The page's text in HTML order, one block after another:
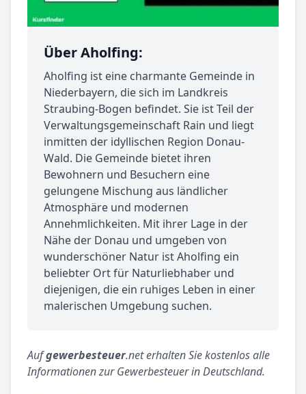
Über Aholfing:
Aholfing ist eine charmante Gemeinde in
Niederbayern, die sich im Landkreis
Straubing-Bogen befindet. Sie ist Teil der
Verwaltungsgemeinschaft Rain und liegt
inmitten der idyllischen Region Donau-
Wald. Die Gemeinde bietet ihren
Bewohnern und Besuchern eine
gelungene Mischung aus ländlicher
Atmosphäre und modernen
Annehmlichkeiten. Mit ihrer Lage in der
Nähe der Donau und umgeben von
wunderschöner Natur ist Aholfing ein
beliebter Ort für Naturliebhaber und
diejenigen, die ein ruhiges Leben in einer
malerischen Umgebung suchen.
Aufgewerbesteuer.net erhalten Sie kostenlos alle
Informationen zur Gewerbesteuer in Deutschland.